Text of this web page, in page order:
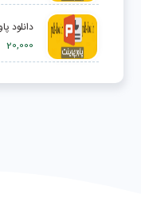
دانلود
20,000